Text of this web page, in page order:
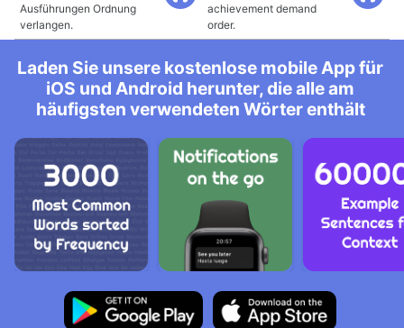
Ausführungen Ordnung
verlangen.
achievement demand
order.
Laden Sie unsere kostenlose mobile App für
iOS und Android herunter, die alle am
häufigsten verwendeten Wörter enthält